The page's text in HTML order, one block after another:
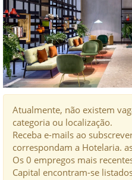
Atualmente, não existem
categoria ou localização.
Receba e-mails ao
correspondam a Hotelaria.
Os 0 empregos mais
Capital encontram-se